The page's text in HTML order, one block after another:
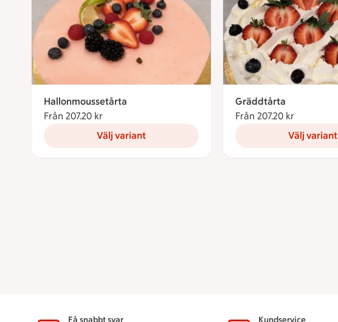
Hallonmoussetårta
Från 207.20 kr
Välj variant
Gräddtårta
Från 207.20 kr
Välj variant
Få snabbt svar Kundservice